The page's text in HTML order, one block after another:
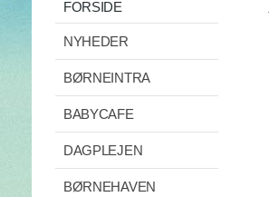
FORSIDE
NYHEDER
BØRNEINTRA
BABYCAFE
DAGPLEJEN
BØRNEHAVEN